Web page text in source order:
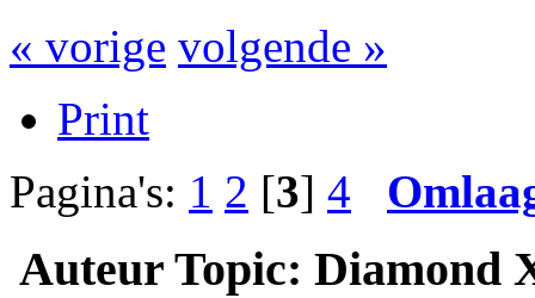
« vorige volgende »
Print
Pagina's: 1 2 [3] 4
Auteur Topic: Diamond